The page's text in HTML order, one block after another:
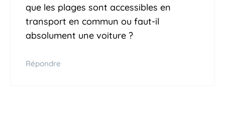
que les plages sont accessibles en
transport en commun ou faut-il
absolument une voiture ?
Répondre